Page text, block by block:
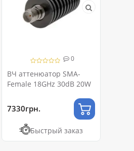
0
ВЧ аттенюатор SMA-
Female 18GHz 30dB 20W
7330грн.
Быстрый заказ